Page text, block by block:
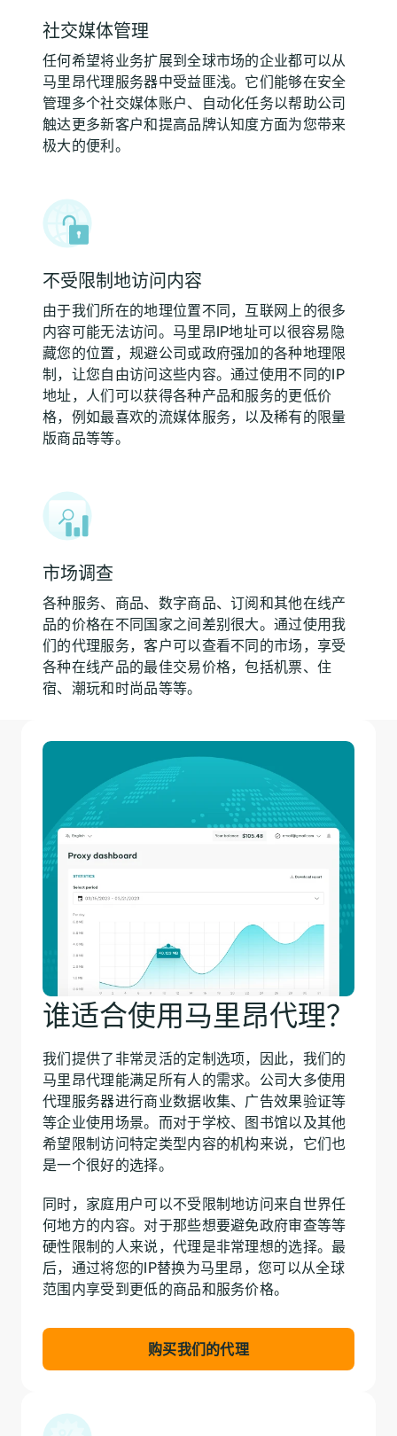
社交媒体管理
任何希望将业务扩展到全球市场的企业都可以从
马里昂代理服务器中受益匪浅。它们能够在安全
管理多个社交媒体账户、自动化任务以帮助公司
触达更多新客户和提高品牌认知度方面为您带来
极大的便利。
不受限制地访问内容
由于我们所在的地理位置不同，互联网上的很多
内容可能无法访问。马里昂IP地址可以很容易隐
藏您的位置，规避公司或政府强加的各种地理限
制，让您自由访问这些内容。通过使用不同的IP
地址，人们可以获得各种产品和服务的更低价
格，例如最喜欢的流媒体服务，以及稀有的限量
版商品等等。
市场调查
各种服务、商品、数字商品、订阅和其他在线产
品的价格在不同国家之间差别很大。通过使用我
们的代理服务，客户可以查看不同的市场，享受
各种在线产品的最佳交易价格，包括机票、住
宿、潮玩和时尚品等等。
谁适合使用马里昂代理？
我们提供了非常灵活的定制选项，因此，我们的
马里昂代理能满足所有人的需求。公司大多使用
代理服务器进行商业数据收集、广告效果验证等
等企业使用场景。而对于学校、图书馆以及其他
希望限制访问特定类型内容的机构来说，它们也
是一个很好的选择。
同时，家庭用户可以不受限制地访问来自世界任
何地方的内容。对于那些想要避免政府审查等等
硬性限制的人来说，代理是非常理想的选择。最
后，通过将您的IP替换为马里昂，您可以从全球
范围内享受到更低的商品和服务价格。
购买我们的代理